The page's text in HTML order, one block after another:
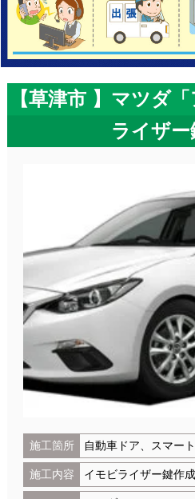
【草津市 】マツダ
ライザー
施工箇所 自動車ドア、スマー
施工内容 イモビライザー鍵作成